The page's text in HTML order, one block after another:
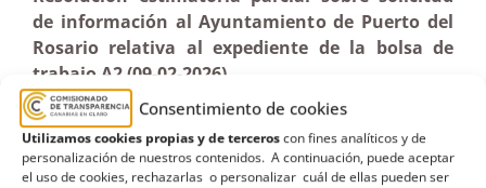
Consentimiento de cookies
Utilizamos cookies propias y de terceroscon fines analíticos y de
personalización de nuestros contenidos. A continuación, puede aceptar
el uso de cookies, rechazarlas o personalizar cuál de ellas pueden ser
de información al Ayuntamiento de Puerto del
Rosario relativa al expediente de la bolsa de
trabajo A2 (09-02-2026)